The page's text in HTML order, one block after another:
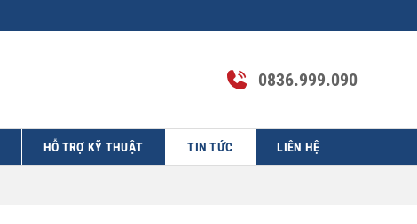
0836.999.090
HỖ TRỢ KỸ THUẬT TIN TỨC LIÊN HỆ